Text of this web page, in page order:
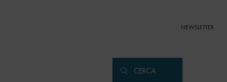
NEWSLETTER
CERCA